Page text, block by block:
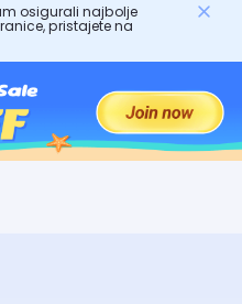
osigurali najbolje
pristajete na